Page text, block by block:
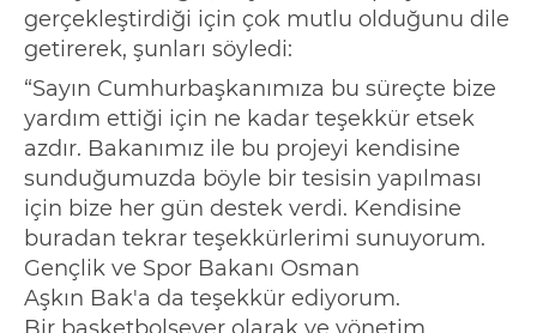
gerçekleştirdiği için çok mutlu olduğunu dile
getirerek, şunları söyledi:
“Sayın Cumhurbaşkanımıza bu süreçte bize
yardım ettiği için ne kadar teşekkür etsek
azdır. Bakanımız ile bu projeyi kendisine
sunduğumuzda böyle bir tesisin yapılması
için bize her gün destek verdi. Kendisine
buradan tekrar teşekkürlerimi sunuyorum.
Gençlik ve Spor Bakanı Osman
Aşkın Bak'a da teşekkür ediyorum.